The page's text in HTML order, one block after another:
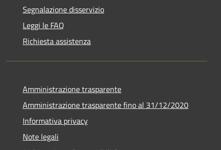
Segnalazione disservizio
Leggi le FAQ
Richiesta assistenza
Amministrazione trasparente
Amministrazione trasparente fino al 31/12/2020
Informativa privacy
Note legali